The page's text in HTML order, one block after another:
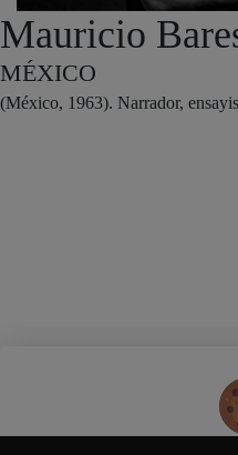
Mauricio
MÉXICO
(México, 1963). Narrador,